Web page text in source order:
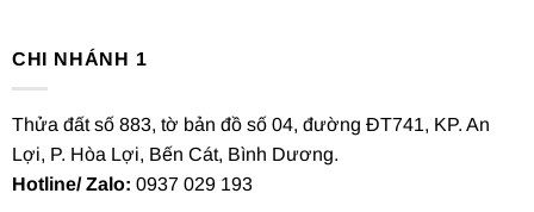
CHI NHÁNH 1
Thửa đất số 883, tờ bản đồ số 04, đường ĐT741, KP. An
Lợi, P. Hòa Lợi, Bến Cát, Bình Dương.
Hotline/ Zalo: 0937 029 193